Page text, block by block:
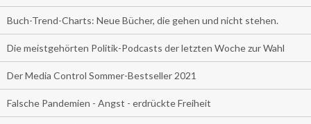
Buch-Trend-Charts: Neue Bücher, die gehen und nicht stehen.
Die meistgehörten Politik-Podcasts der letzten Woche zur Wahl
Der Media Control Sommer-Bestseller 2021
Falsche Pandemien - Angst - erdrückte Freiheit